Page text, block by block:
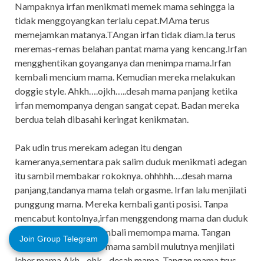
Nampaknya irfan menikmati memek mama sehingga ia
tidak menggoyangkan terlalu cepat.MAma terus
memejamkan matanya.TAngan irfan tidak diam.Ia terus
meremas-remas belahan pantat mama yang kencang.Irfan
mengghentikan goyanganya dan menimpa mama.Irfan
kembali mencium mama. Kemudian mereka melakukan
doggie style. Ahkh….ojkh…..desah mama panjang ketika
irfan memompanya dengan sangat cepat. Badan mereka
berdua telah dibasahi keringat kenikmatan.
Pak udin trus merekam adegan itu dengan
kameranya,sementara pak salim duduk menikmati adegan
itu sambil membakar rokoknya. ohhhhh….desah mama
panjang,tandanya mama telah orgasme. Irfan lalu menjilati
punggung mama. Mereka kembali ganti posisi. Tanpa
mencabut kontolnya,irfan menggendong mama dan duduk
disofa.Kemudian ia kembali memompa mama. Tangan
meremas-remas tetek mama sambil mulutnya menjilati
Join Group Telegram